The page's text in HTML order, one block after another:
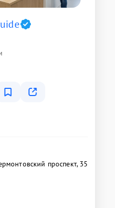
проспект, 35